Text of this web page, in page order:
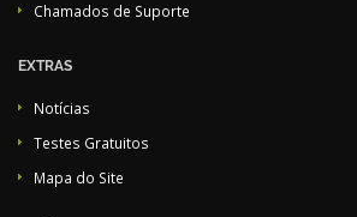
Chamados de Suporte
EXTRAS
Notícias
Testes Gratuitos
Mapa do Site